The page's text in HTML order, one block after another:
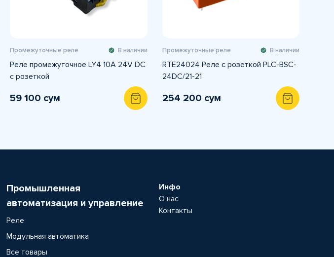
Промежуточные реле В наличии
Реле промежуточное LY4 10A 24V DC
с розеткой
59 100 сум
Промежуточные реле В наличии
RTE24024 Реле с розеткой PLC-BSC-
24DC/21-21
254 200 сум
Промышленная
автоматизация и управление
Реле
Модульная автоматика
Все товары
Инфо
О нас
Контакты